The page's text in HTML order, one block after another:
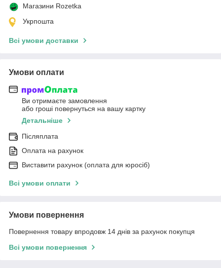
Магазини Rozetka
Укрпошта
Всі умови доставки
Умови оплати
Ви отримаєте замовлення
або гроші повернуться на вашу картку
Детальніше
Післяплата
Оплата на рахунок
Виставити рахунок (оплата для юросіб)
Всі умови оплати
Умови повернення
Повернення товару впродовж 14 днів за рахунок покупця
Всі умови повернення